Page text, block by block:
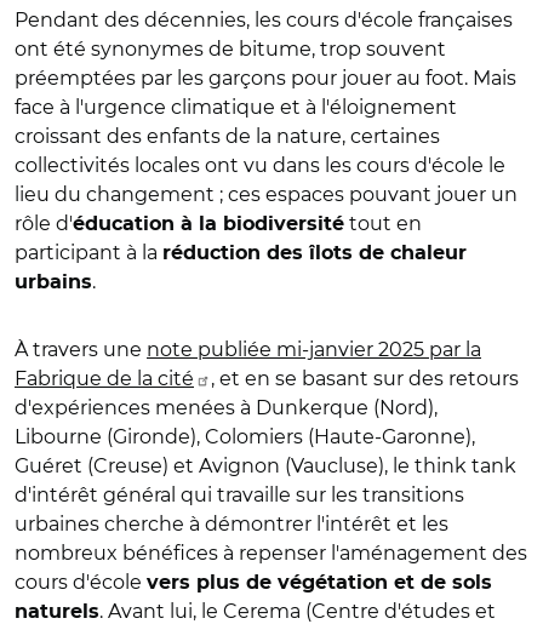
Pendant des décennies, les cours d'école françaises
ont été synonymes de bitume, trop souvent
préemptées par les garçons pour jouer au foot. Mais
face à l'urgence climatique et à l'éloignement
croissant des enfants de la nature, certaines
collectivités locales ont vu dans les cours d'école le
lieu du changement ; ces espaces pouvant jouer un
rôle d'éducation à la biodiversité tout en
participant à la réduction des îlots de chaleur
urbains.
À travers une note publiée mi-janvier 2025 par la
Fabrique de la cité
, et en se basant sur des retours
d'expériences menées à Dunkerque (Nord),
Libourne (Gironde), Colomiers (Haute-Garonne),
Guéret (Creuse) et Avignon (Vaucluse), le think tank
d'intérêt général qui travaille sur les transitions
urbaines cherche à démontrer l'intérêt et les
nombreux bénéfices à repenser l'aménagement des
cours d'école vers plus de végétation et de sols
naturels. Avant lui, le Cerema (Centre d'études et